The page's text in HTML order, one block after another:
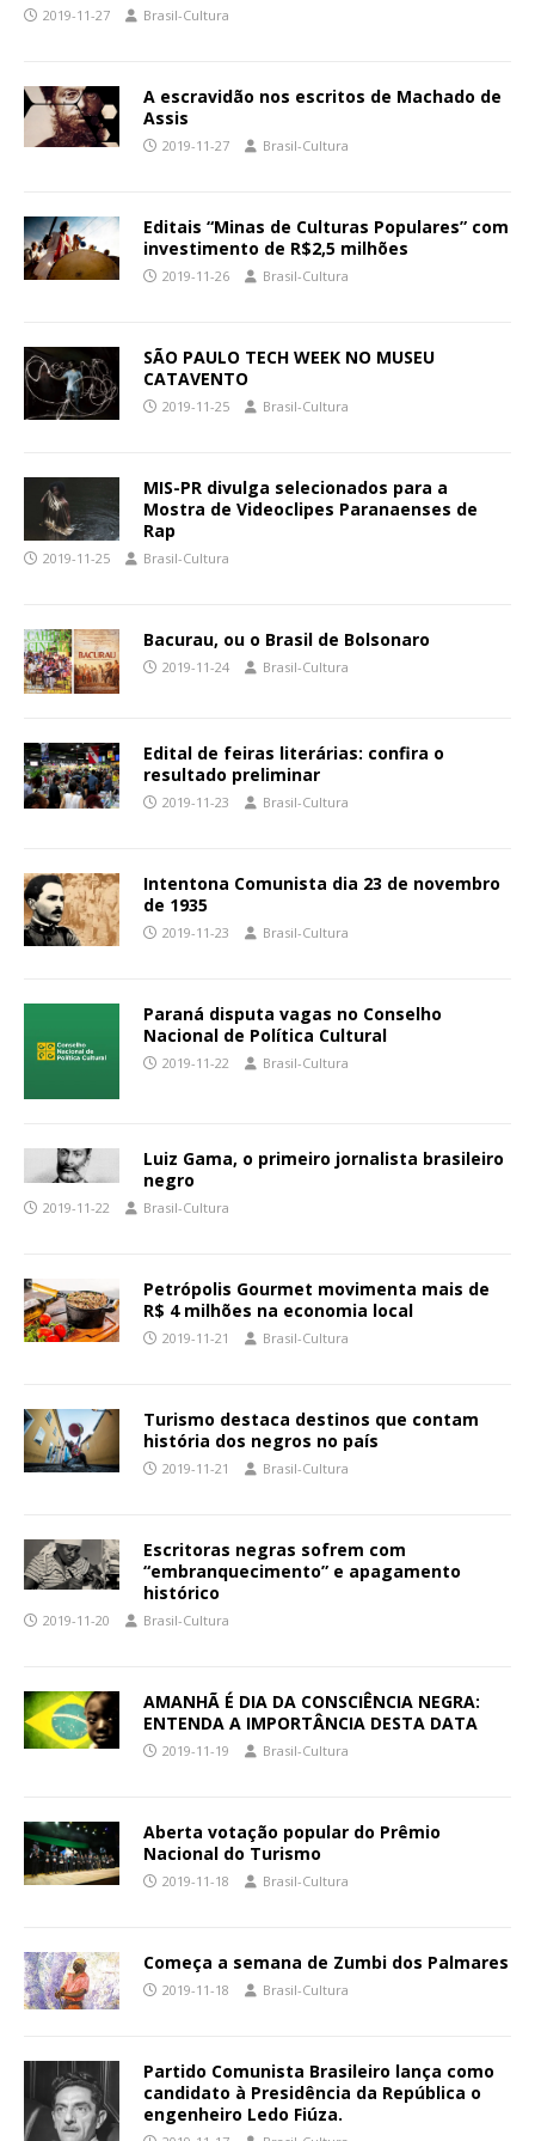
2019-11-27 Brasil-Cultura
A escravidão nos escritos de Machado de
Assis
2019-11-27 Brasil-Cultura
Editais “Minas de Culturas Populares” com
investimento de R$2,5 milhões
2019-11-26 Brasil-Cultura
SÃO PAULO TECH WEEK NO MUSEU
CATAVENTO
2019-11-25 Brasil-Cultura
MIS-PR divulga selecionados para a
Mostra de Videoclipes Paranaenses de
Rap
2019-11-25 Brasil-Cultura
Bacurau, ou o Brasil de Bolsonaro
2019-11-24 Brasil-Cultura
Edital de feiras literárias: confira o
resultado preliminar
2019-11-23 Brasil-Cultura
Intentona Comunista dia 23 de novembro
de 1935
2019-11-23 Brasil-Cultura
Paraná disputa vagas no Conselho
Nacional de Política Cultural
2019-11-22 Brasil-Cultura
Luiz Gama, o primeiro jornalista brasileiro
negro
2019-11-22 Brasil-Cultura
Petrópolis Gourmet movimenta mais de
R$ 4 milhões na economia local
2019-11-21 Brasil-Cultura
Turismo destaca destinos que contam
história dos negros no país
2019-11-21 Brasil-Cultura
Escritoras negras sofrem com
“embranquecimento” e apagamento
histórico
2019-11-20 Brasil-Cultura
AMANHÃ É DIA DA CONSCIÊNCIA NEGRA:
ENTENDA A IMPORTÂNCIA DESTA DATA
2019-11-19 Brasil-Cultura
Aberta votação popular do Prêmio
Nacional do Turismo
2019-11-18 Brasil-Cultura
Começa a semana de Zumbi dos Palmares
2019-11-18 Brasil-Cultura
Partido Comunista Brasileiro lança como
candidato à Presidência da República o
engenheiro Ledo Fiúza.